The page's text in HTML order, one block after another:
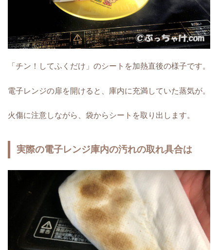
「チン！してふくだけ」のシートを加熱直後の様子です。
電子レンジの扉を開けると、庫内に充満していた蒸気が。
火傷に注意しながら、袋からシートを取り出します。
実際の電子レンジ庫内の汚れの取れ具合は